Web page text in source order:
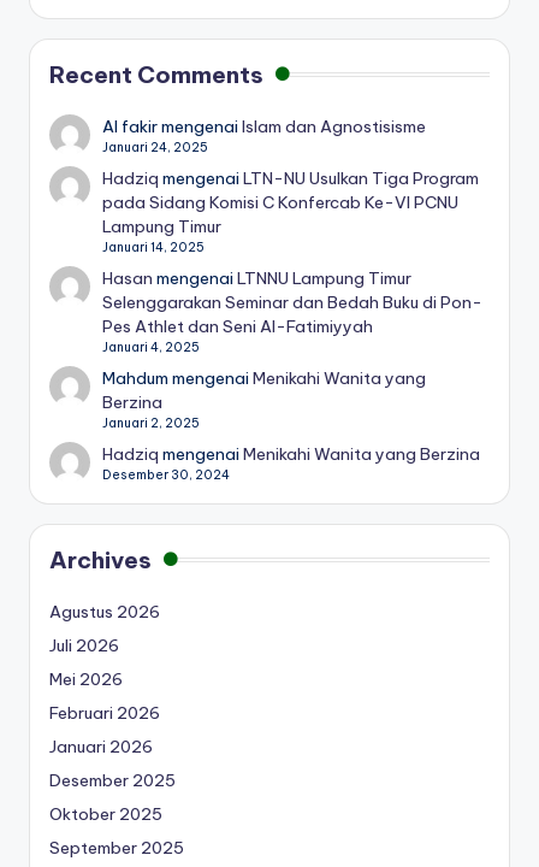
Recent Comments
Al fakirmengenaiIslam dan Agnostisisme
Januari 24, 2025
Hadziq mengenaiLTN-NU Usulkan Tiga Program
pada Sidang Komisi C Konfercab Ke-VI PCNU
Lampung Timur
Januari 14, 2025
Hasan mengenaiLTNNU Lampung Timur
Selenggarakan Seminar dan Bedah Buku di Pon-
Pes Athlet dan Seni Al-Fatimiyyah
Januari 4, 2025
Mahdum mengenaiMenikahi Wanita yang
Berzina
Januari 2, 2025
Hadziq mengenaiMenikahi Wanita yang Berzina
Desember 30, 2024
Archives
Agustus 2026
Juli 2026
Mei 2026
Februari 2026
Januari 2026
Desember 2025
Oktober 2025
September 2025